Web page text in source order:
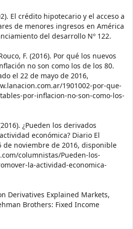
El crédito hipotecario y el acceso a
de menores ingresos en América
del desarrollo Nº 122.
F. (2016). Por qué los nuevos
no son como los de los 80.
el 22 de mayo de 2016,
1901002-por-que-
por-inflacion-no-son-como-los-
¿Pueden los derivados
económica? Diario El
de noviembre de 2016, disponible
columnistas/Pueden-los-
la-actividad-economica-
Derivatives Explained Markets,
Brothers: Fixed Income